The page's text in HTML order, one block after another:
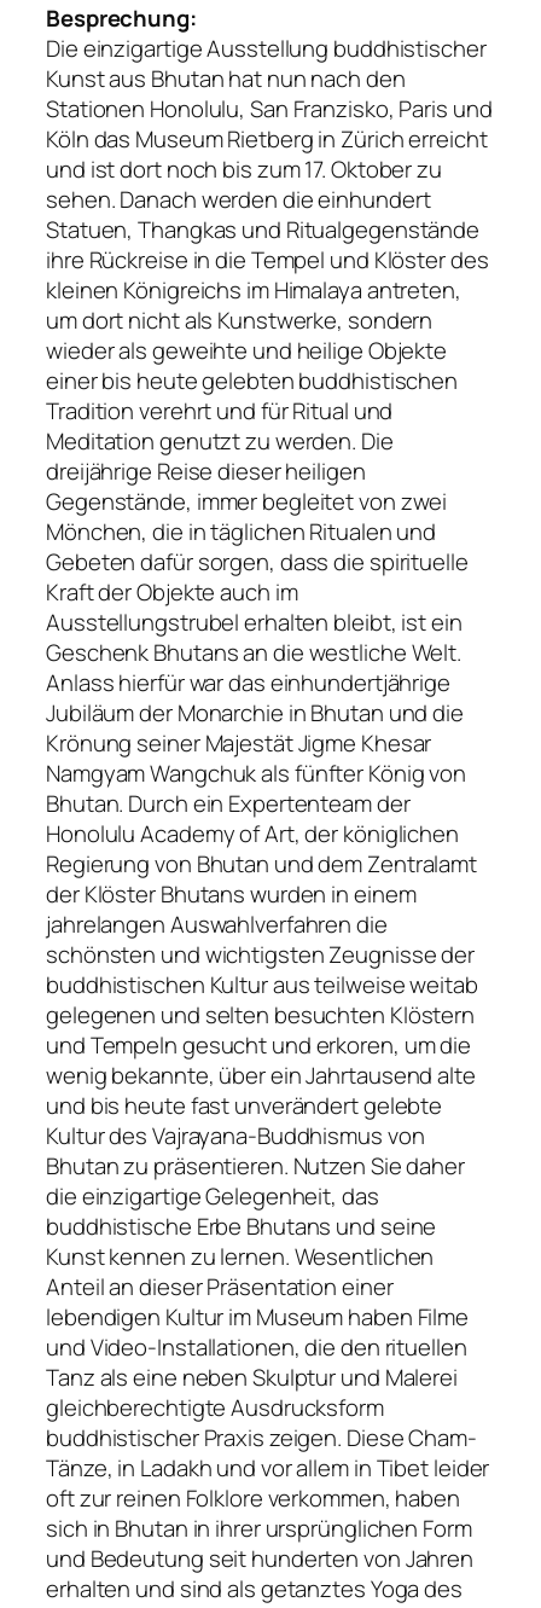
Besprechung:
Die einzigartige Ausstellung buddhistischer
Kunst aus Bhutan hat nun nach den
Stationen Honolulu, San Franzisko, Paris und
Köln das Museum Rietberg in Zürich erreicht
und ist dort noch bis zum 17. Oktober zu
sehen. Danach werden die einhundert
Statuen, Thangkas und Ritualgegenstände
ihre Rückreise in die Tempel und Klöster des
kleinen Königreichs im Himalaya antreten,
um dort nicht als Kunstwerke, sondern
wieder als geweihte und heilige Objekte
einer bis heute gelebten buddhistischen
Tradition verehrt und für Ritual und
Meditation genutzt zu werden. Die
dreijährige Reise dieser heiligen
Gegenstände, immer begleitet von zwei
Mönchen, die in täglichen Ritualen und
Gebeten dafür sorgen, dass die spirituelle
Kraft der Objekte auch im
Ausstellungstrubel erhalten bleibt, ist ein
Geschenk Bhutans an die westliche Welt.
Anlass hierfür war das einhundertjährige
Jubiläum der Monarchie in Bhutan und die
Krönung seiner Majestät Jigme Khesar
Namgyam Wangchuk als fünfter König von
Bhutan. Durch ein Expertenteam der
Honolulu Academy of Art, der königlichen
Regierung von Bhutan und dem Zentralamt
der Klöster Bhutans wurden in einem
jahrelangen Auswahlverfahren die
schönsten und wichtigsten Zeugnisse der
buddhistischen Kultur aus teilweise weitab
gelegenen und selten besuchten Klöstern
und Tempeln gesucht und erkoren, um die
wenig bekannte, über ein Jahrtausend alte
und bis heute fast unverändert gelebte
Kultur des Vajrayana-Buddhismus von
Bhutan zu präsentieren. Nutzen Sie daher
die einzigartige Gelegenheit, das
buddhistische Erbe Bhutans und seine
Kunst kennen zu lernen. Wesentlichen
Anteil an dieser Präsentation einer
lebendigen Kultur im Museum haben Filme
und Video-Installationen, die den rituellen
Tanz als eine neben Skulptur und Malerei
gleichberechtigte Ausdrucksform
buddhistischer Praxis zeigen. Diese Cham-
Tänze, in Ladakh und vor allem in Tibet leider
oft zur reinen Folklore verkommen, haben
sich in Bhutan in ihrer ursprünglichen Form
und Bedeutung seit hunderten von Jahren
erhalten und sind als getanztes Yoga des